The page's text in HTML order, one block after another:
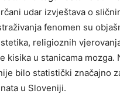
udar izvještava o
fenomen su
religioznih
kisika u stanicama mozga.
bilo statistički značajno
u Sloveniji.